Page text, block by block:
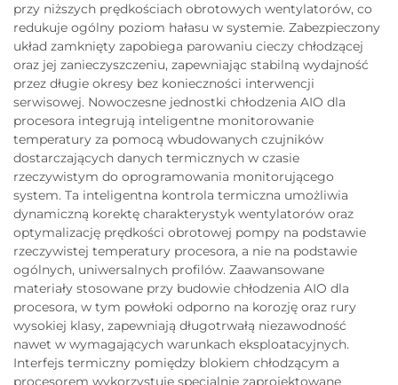
przy niższych prędkościach obrotowych wentylatorów, co
redukuje ogólny poziom hałasu w systemie. Zabezpieczony
układ zamknięty zapobiega parowaniu cieczy chłodzącej
oraz jej zanieczyszczeniu, zapewniając stabilną wydajność
przez długie okresy bez konieczności interwencji
serwisowej. Nowoczesne jednostki chłodzenia AIO dla
procesora integrują inteligentne monitorowanie
temperatury za pomocą wbudowanych czujników
dostarczających danych termicznych w czasie
rzeczywistym do oprogramowania monitorującego
system. Ta inteligentna kontrola termiczna umożliwia
dynamiczną korektę charakterystyk wentylatorów oraz
optymalizację prędkości obrotowej pompy na podstawie
rzeczywistej temperatury procesora, a nie na podstawie
ogólnych, uniwersalnych profilów. Zaawansowane
materiały stosowane przy budowie chłodzenia AIO dla
procesora, w tym powłoki odporno na korozję oraz rury
wysokiej klasy, zapewniają długotrwałą niezawodność
nawet w wymagających warunkach eksploatacyjnych.
Interfejs termiczny pomiędzy blokiem chłodzącym a